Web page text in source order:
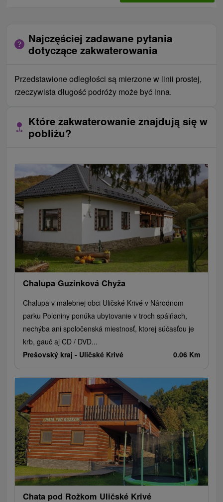
Najczęściej zadawane pytania
dotyczące zakwaterowania
Przedstawione odległości są mierzone w linii prostej,
rzeczywista długość podróży może być inna.
Które zakwaterowanie znajdują się w
pobliżu?
Chalupa Guzinková Chyža
Chalupa v malebnej obci Uličské Krivé v Národnom
parku Poloniny ponúka ubytovanie v troch spálňach,
nechýba ani spoločenská miestnosť, ktorej súčasťou je
krb, gauč aj CD / DVD...
Prešovský kraj - Uličské Krivé 0.06 Km
Chata pod Rožkom Uličské Krivé